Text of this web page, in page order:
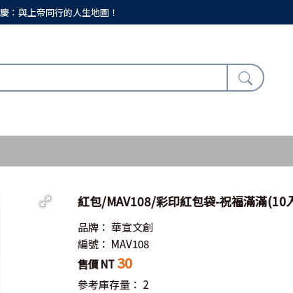
：與上帝同行的人生地圖！
紅包/MAV108/彩印紅包袋-祝福滿滿(10
品牌：華宣文創
編號： MAV108
售價 NT30
參考庫存量： 2